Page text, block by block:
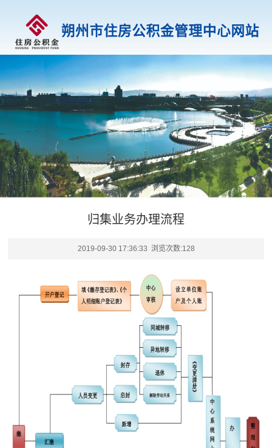
归集业务办理流程
2019-09-30 17:36:33 浏览次数:128